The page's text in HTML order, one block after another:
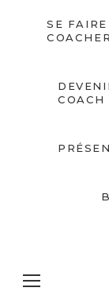
SE FAIRE
COACHER
COACH